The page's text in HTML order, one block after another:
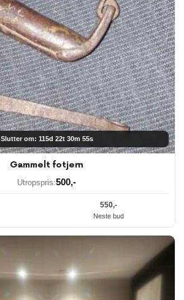
Slutter om: 115d 22t 30m 55s
Gammelt fotjern
Utropspris:500,-
550,-
Neste bud